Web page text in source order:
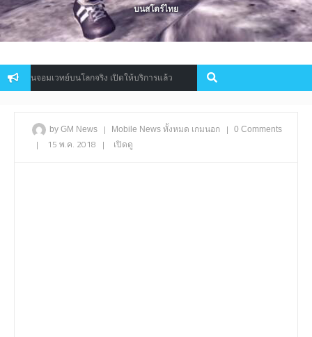
บนสโตร์ไทย
ป็นจอมเวทย์บนโลกจริง เปิดให้บริการแล้ว News
by GM News | Mobile News ทั้งหมด เกมนอก | 0 Comments
| 15 พ.ค. 2018 | เปิดดู